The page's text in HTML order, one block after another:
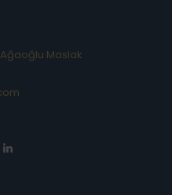
Ağaoğlu Maslak